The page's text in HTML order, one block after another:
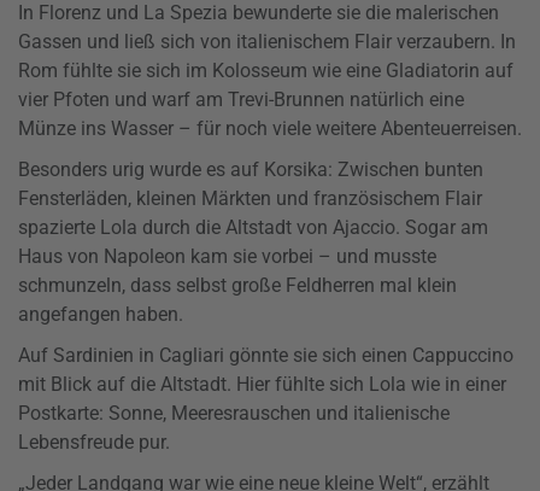
In Florenz und La Spezia bewunderte sie die malerischen
Gassen und ließ sich von italienischem Flair verzaubern. In
Rom fühlte sie sich im Kolosseum wie eine Gladiatorin auf
vier Pfoten und warf am Trevi-Brunnen natürlich eine
Münze ins Wasser – für noch viele weitere Abenteuerreisen.
Besonders urig wurde es auf Korsika: Zwischen bunten
Fensterläden, kleinen Märkten und französischem Flair
spazierte Lola durch die Altstadt von Ajaccio. Sogar am
Haus von Napoleon kam sie vorbei – und musste
schmunzeln, dass selbst große Feldherren mal klein
angefangen haben.
Auf Sardinien in Cagliari gönnte sie sich einen Cappuccino
mit Blick auf die Altstadt. Hier fühlte sich Lola wie in einer
Postkarte: Sonne, Meeresrauschen und italienische
Lebensfreude pur.
„Jeder Landgang war wie eine neue kleine Welt“, erzählt